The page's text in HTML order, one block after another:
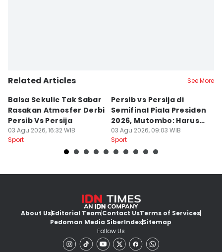
Related Articles See More
Balsa Sekulic Tak Sabar
Rasakan Atmosfer Derbi
Persib Vs Persija
03 Agu 2026, 16:32 WIB
Sport
Persib vs Persija di
Semifinal Piala Presiden
2026, Mutombo: Harus
Menang
03 Agu 2026, 09:03 WIB
Sport
About UsEditorial TeamContact UsTerms of Services
Pedoman Media SiberIndexSitemap
Follow Us